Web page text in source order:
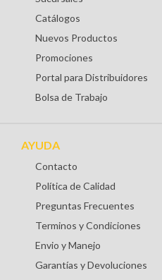
Catálogos
Nuevos Productos
Promociones
Portal para Distribuidores
Bolsa de Trabajo
AYUDA
Contacto
Política de Calidad
Preguntas Frecuentes
Terminos y Condiciones
Envio y Manejo
Garantías y Devoluciones